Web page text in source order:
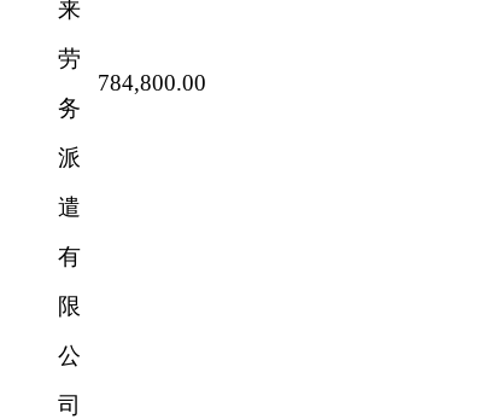
来
劳
务
派
遣
有
限
公
司
784,800.00